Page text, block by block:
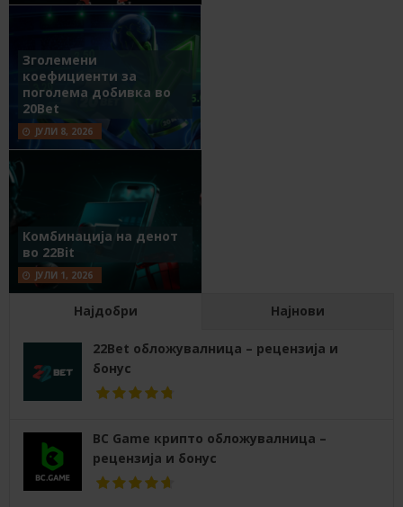
Зголемени
коефициенти за
поголема добивка во
20Bet
ЈУЛИ 8, 2026
Комбинација на денот
во 22Bit
ЈУЛИ 1, 2026
Најдобри Најнови
22Bet обложувалница – рецензија и
бонус
BC Game крипто обложувалница –
рецензија и бонус